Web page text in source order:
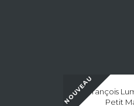
NOUVEAU